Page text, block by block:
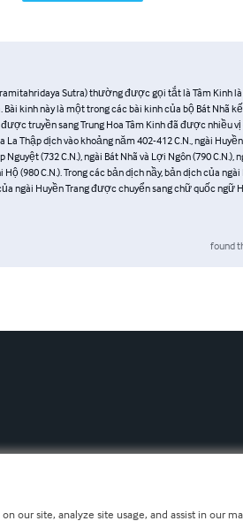
Sutra) thường được gọi tắt là Tâm Kinh
kinh này là một trong các bài kinh của bộ Bát Nhã
được truyền sang Trung Hoa Tâm Kinh đã được nhiều
Thập dịch vào khoảng năm 402-412 C.N., ngài
Nguyệt (732 C.N.), ngài Bát Nhã và Lợi Ngôn (790 C.N.),
Hộ (980 C.N.). Trong các bản dịch nầy, bản dịch của
ngài Huyền Trang được chuyển sang chữ quốc ngữ
found
our site, analyze site usage, and assist in our